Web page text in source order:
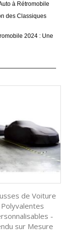
à Rétromobile
des Classiques
2024 : Une
de Voiture
Polyvalentes
-
sur Mesure